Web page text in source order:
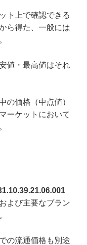
ト上で確認できる
ら得た、一般には
値・最高値はそれ
の価格（中点値）
ーケットにおいて
よび主要なブラン
の流通価格も別途